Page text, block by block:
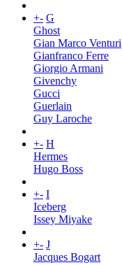
+- G
Ghost
Gian Marco Venturi
Gianfranco Ferre
Giorgio Armani
Givenchy
Gucci
Guerlain
Guy Laroche
+- H
Hermes
Hugo Boss
+- I
Iceberg
Issey Miyake
+- J
Jacques Bogart